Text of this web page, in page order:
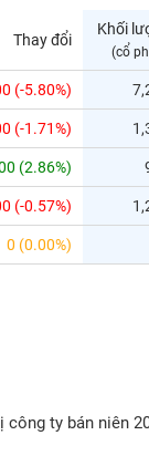
Thay đổi
Khối
(cổ
(-5.80%)
(-1.71%)
(2.86%)
(-0.57%)
0 (0.00%)
công ty bán niên